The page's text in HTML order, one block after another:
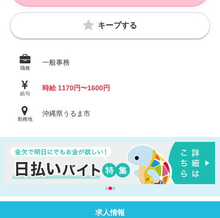
キープする
職種
一般事務
給与
時給 1170円〜1600円
勤務地
沖縄県うるま市
求人情報